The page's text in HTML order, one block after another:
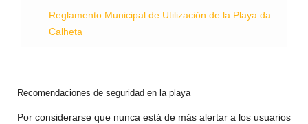
Reglamento Municipal de Utilización de la Playa da
Calheta
Recomendaciones de seguridad en la playa
Por considerarse que nunca está de más alertar a los usuarios